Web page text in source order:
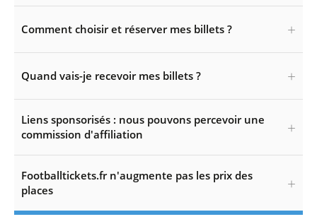
Comment choisir et réserver mes billets ?
Quand vais-je recevoir mes billets ?
Liens sponsorisés : nous pouvons percevoir une
commission d'affiliation
Footballtickets.fr n'augmente pas les prix des
places